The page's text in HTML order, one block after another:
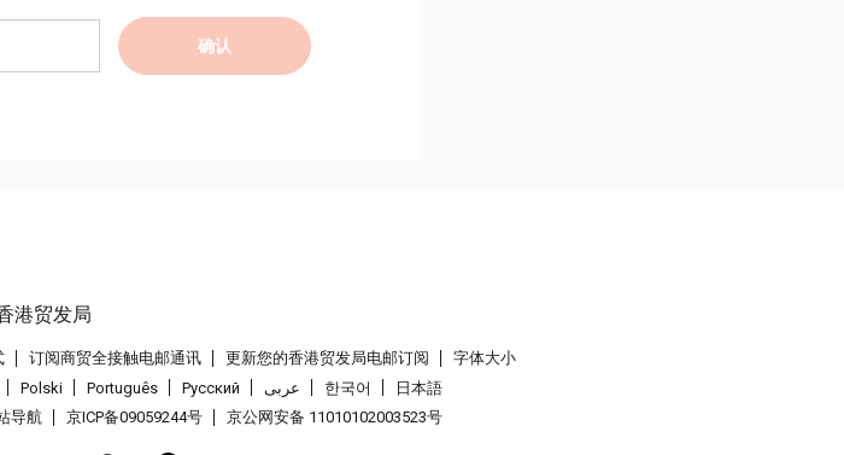
确认
订阅商贸全接触电邮通讯 更新您的香港贸发局电邮订阅
字体大小
Polski Português Pусский عربى 한국어
日本語
导航 京ICP备09059244号 京公网安备 11010102003523号